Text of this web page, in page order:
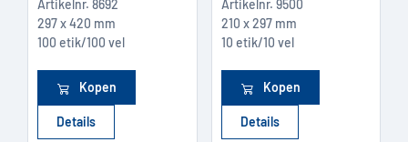
Artikelnr. 8692
297 x 420 mm
100 etik/100 vel
Kopen
Details
Artikelnr. 9500
210 x 297 mm
10 etik/10 vel
Kopen
Details